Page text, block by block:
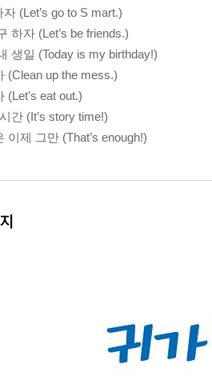
(Let’s go to S mart.)
하자 (Let’s be friends.)
생일 (Today is my birthday!)
(Clean up the mess.)
eat out.)
간 (It’s story time!)
제 그만 (That’s enough!)